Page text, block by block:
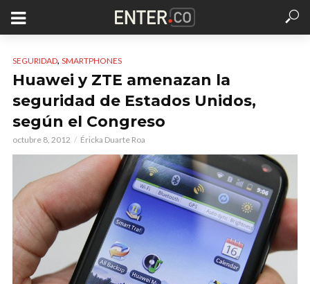
SEGURIDAD, SMARTPHONES
Huawei y ZTE amenazan la
seguridad de Estados Unidos,
según el Congreso
octubre 8, 2012 Éricka Duarte Roa